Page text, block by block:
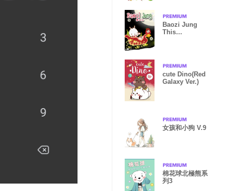
Baozi Jung
This
cute Dino(Red
Galaxy Ver.)
女孩和小狗 V.9
棉花球北極熊系
列3